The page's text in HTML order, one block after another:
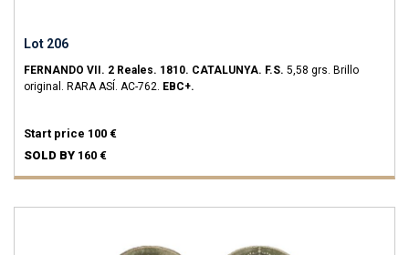
Lot 206
FERNANDO VII. 2 Reales. 1810. CATALUNYA. F.S. 5,58 grs. Brillo
original. RARA ASÍ. AC-762. EBC+.
Start price 100 €
SOLD BY 160 €